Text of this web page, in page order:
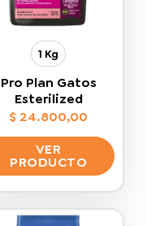
elegir
en
la
página
de
producto
1 Kg
Pro Plan Gatos
Esterilized
$ 24.800,00
VER
PRODUCTO
tiene